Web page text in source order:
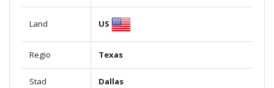
Land US
Regio Texas
Stad Dallas